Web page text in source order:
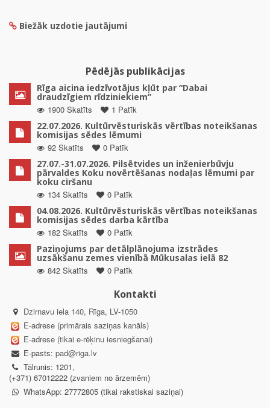
Biežāk uzdotie jautājumi
Pēdējās publikācijas
Rīga aicina iedzīvotājus kļūt par “Dabai
draudzīgiem rīdziniekiem”
1900 Skatīts
1 Patīk
22.07.2026. Kultūrvēsturiskās vērtības noteikšanas
komisijas sēdes lēmumi
92 Skatīts
0 Patīk
27.07.-31.07.2026. Pilsētvides un inženierbūvju
pārvaldes Koku novērtēšanas nodaļas lēmumi par
koku ciršanu
134 Skatīts
0 Patīk
04.08.2026. Kultūrvēsturiskās vērtības noteikšanas
komisijas sēdes darba kārtība
182 Skatīts
0 Patīk
Paziņojums par detālplānojuma izstrādes
uzsākšanu zemes vienībā Mūkusalas ielā 82
842 Skatīts
0 Patīk
Kontakti
Dzirnavu iela 140, Rīga, LV-1050
E-adrese (primārais saziņas kanāls)
E-adrese (tikai e-rēķinu iesniegšanai)
E-pasts: pad@riga.lv
Tālrunis: 1201,
(+371) 67012222 (zvaniem no ārzemēm)
WhatsApp: 27772805 (tikai rakstiskai saziņai)